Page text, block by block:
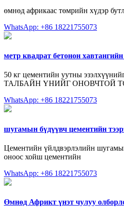
өмнөд африкаас төмрийн хүдэр
WhatsApp: +86 18221755073
метр квадрат бетонон
50 кг цементийн уутны
ТАЛБАЙН ҮНИЙГ ОНОВЧТОЙ
WhatsApp: +86 18221755073
шугамын бүдүүвч цементийн
Цементийн үйлдвэрлэлийн
оноос хойш цементийн
WhatsApp: +86 18221755073
Өмнөд Африкт үнэт чулуу